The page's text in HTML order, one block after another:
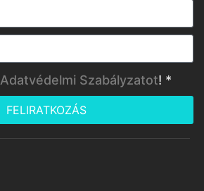
Adatvédelmi Szabályzatot! *
FELIRATKOZÁS